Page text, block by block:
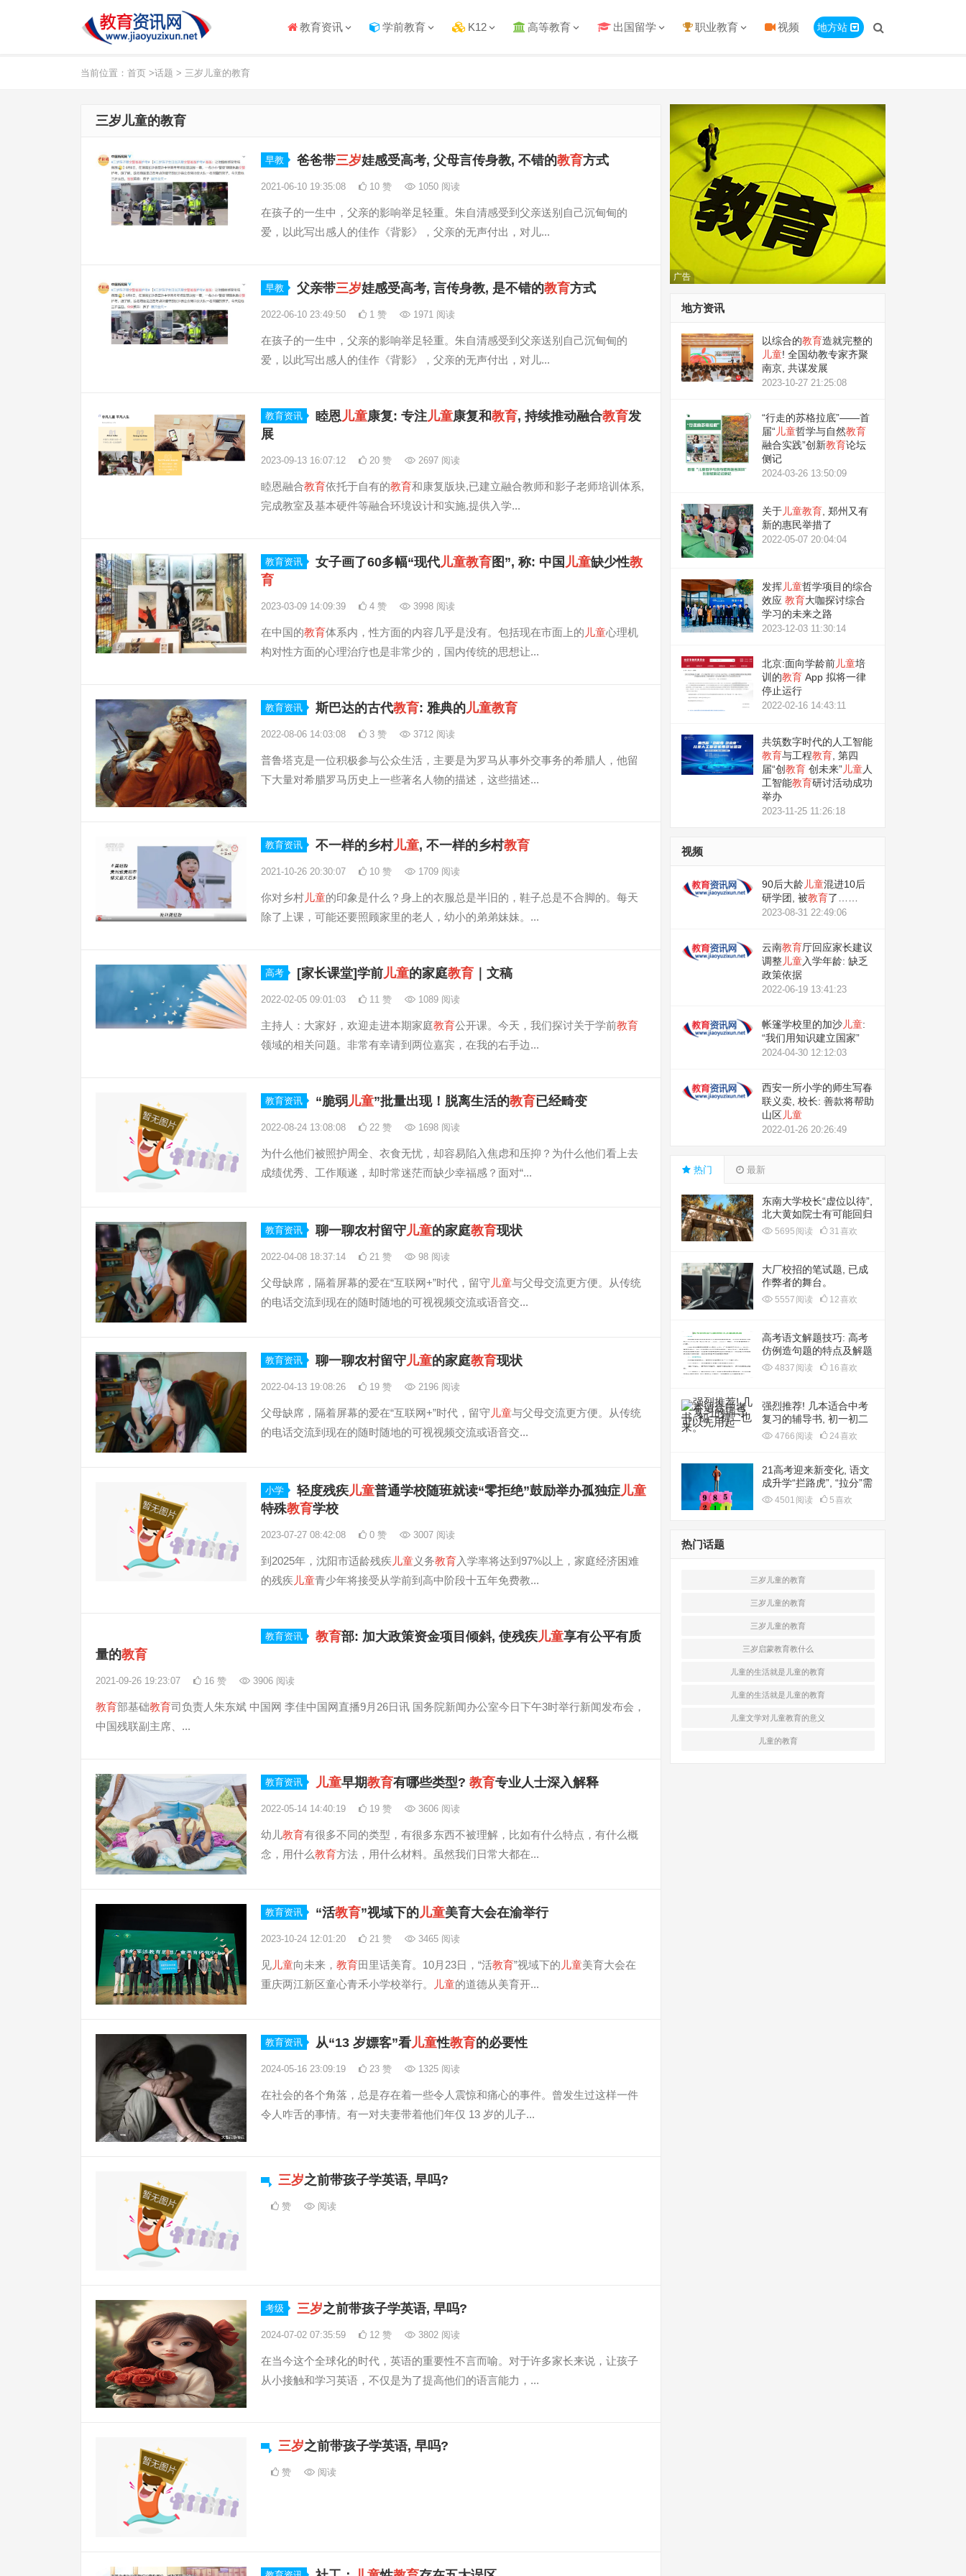
教育资讯 学前教育 K12 高等教育 出国留学 职业教育 视频 地方站
当前位置： 首页 >话题 > 三岁儿童的教育
三岁儿童的教育
早教 爸爸带三岁娃感受高考, 父母言传身教, 不错的教育方式
2021-06-10 19:35:08 10 赞 1050 阅读
在孩子的一生中，父亲的影响举足轻重。朱自清感受到父亲送别自己沉甸甸的
爱，以此写出感人的佳作《背影》，父亲的无声付出，对儿...
早教 父亲带三岁娃感受高考, 言传身教, 是不错的教育方式
2022-06-10 23:49:50 1 赞 1971 阅读
在孩子的一生中，父亲的影响举足轻重。朱自清感受到父亲送别自己沉甸甸的
爱，以此写出感人的佳作《背影》，父亲的无声付出，对儿...
教育资讯 睦恩儿童康复: 专注儿童康复和教育, 持续推动融合教育发
展
2023-09-13 16:07:12 20 赞 2697 阅读
睦恩融合教育依托于自有的教育和康复版块,已建立融合教师和影子老师培训体系,
完成教室及基本硬件等融合环境设计和实施,提供入学...
教育资讯 女子画了60多幅“现代儿童教育图”, 称: 中国 儿童缺少性教
育
2023-03-09 14:09:39 4 赞 3998 阅读
在中国的教育体系内，性方面的内容几乎是没有。包括现在市面上的 儿童心理机
构对性方面的心理治疗也是非常少的，国内传统的思想让...
教育资讯 斯巴达的古代教育: 雅典的儿童教育
2022-08-06 14:03:08 3 赞 3712 阅读
普鲁塔克是一位积极参与公众生活，主要是为罗马从事外交事务的希腊人，他留
下大量对希腊罗马历史上一些著名人物的描述，这些描述...
教育资讯 不一样的乡村儿童, 不一样的乡村教育
2021-10-26 20:30:07 10 赞 1709 阅读
你对乡村 儿童的印象是什么？身上的衣服总是半旧的，鞋子总是不合脚的。每天
除了上课，可能还要照顾家里的老人，幼小的弟弟妹妹。...
高考 [家长课堂]学前儿童的家庭教育 ｜文稿
2022-02-05 09:01:03 11 赞 1089 阅读
主持人：大家好，欢迎走进本期家庭教育公开课。今天，我们探讨关于学前教育
领域的相关问题。非常有幸请到两位嘉宾，在我的右手边...
教育资讯 “脆弱儿童”批量出现！脱离生活的教育已经畸变
2022-08-24 13:08:08 22 赞 1698 阅读
为什么他们被照护周全、衣食无忧，却容易陷入焦虑和压抑？为什么他们看上去
成绩优秀、工作顺遂，却时常迷茫而缺少幸福感？面对“...
教育资讯 聊一聊农村留守儿童的家庭教育现状
2022-04-08 18:37:14 21 赞 98 阅读
父母缺席，隔着屏幕的爱在“互联网+”时代，留守 儿童与父母交流更方便。从传统
的电话交流到现在的随时随地的可视视频交流或语音交...
教育资讯 聊一聊农村留守儿童的家庭教育现状
2022-04-13 19:08:26 19 赞 2196 阅读
父母缺席，隔着屏幕的爱在“互联网+”时代，留守 儿童与父母交流更方便。从传统
的电话交流到现在的随时随地的可视视频交流或语音交...
小学 轻度残疾儿童普通学校随班就读“零拒绝”鼓励举办孤独症儿童
特殊教育学校
2023-07-27 08:42:08 0 赞 3007 阅读
到2025年，沈阳市适龄残疾 儿童义务教育入学率将达到97%以上，家庭经济困难
的残疾 儿童青少年将接受从学前到高中阶段十五年免费教...
教育资讯 教育部: 加大政策资金项目倾斜, 使残疾儿童享有公平有质
量的教育
2021-09-26 19:23:07 16 赞 3906 阅读
教育部基础教育司负责人朱东斌 中国网 李佳中国网直播9月26日讯 国务院新闻办公室今日下午3时举行新闻发布会，
中国残联副主席、...
教育资讯 儿童早期教育有哪些类型? 教育专业人士深入解释
2022-05-14 14:40:19 19 赞 3606 阅读
幼儿教育有很多不同的类型，有很多东西不被理解，比如有什么特点，有什么概
念，用什么教育方法，用什么材料。虽然我们日常大都在...
教育资讯 “活教育”视域下的儿童美育大会在渝举行
2023-10-24 12:01:20 21 赞 3465 阅读
见 儿童向未来， 教育田里话美育。10月23日，“活教育”视域下的 儿童美育大会在
重庆两江新区童心青禾小学校举行。
儿童的道德从美育开...
教育资讯 从“13 岁嫖客”看儿童性教育的必要性
2024-05-16 23:09:19 23 赞 1325 阅读
在社会的各个角落，总是存在着一些令人震惊和痛心的事件。曾发生过这样一件
令人咋舌的事情。有一对夫妻带着他们年仅 13 岁的儿子...
三岁之前带孩子学英语, 早吗?
赞 阅读
考级 三岁之前带孩子学英语, 早吗?
2024-07-02 07:35:59 12 赞 3802 阅读
在当今这个全球化的时代，英语的重要性不言而喻。对于许多家长来说，让孩子
从小接触和学习英语，不仅是为了提高他们的语言能力，...
三岁之前带孩子学英语, 早吗?
赞 阅读
广告
地方资讯
以综合的教育造就完整的
儿童! 全国幼教专家齐聚
南京, 共谋发展
2023-10-27 21:25:08
“行走的苏格拉底”——首
届“ 儿童哲学与自然教育
融合实践”创新教育论坛
侧记
2024-03-26 13:50:09
关于儿童教育 , 郑州又有
新的惠民举措了
2022-05-07 20:04:04
发挥儿童哲学项目的综合
效应 教育大咖探讨综合
学习的未来之路
2023-12-03 11:30:14
北京:面向学龄前儿童培
训的教育 App 拟将一律
停止运行
2022-02-16 14:43:11
共筑数字时代的人工智能
教育与工程教育 , 第四
届“创教育 创未来”儿童人
工智能教育研讨活动成功
举办
2023-11-25 11:26:18
视频
90后大龄儿童混进10后
研学团, 被教育了……
2023-08-31 22:49:06
云南教育厅回应家长建议
调整儿童入学年龄: 缺乏
政策依据
2022-06-19 13:41:23
帐篷学校里的加沙儿童:
“我们用知识建立国家”
2024-04-30 12:12:03
西安一所小学的师生写春
联义卖, 校长: 善款将帮助
山区儿童
2022-01-26 20:26:49
热门 最新
东南大学校长“虚位以待”,
北大黄如院士有可能回归
母校接任吗?
5695 阅读 31喜欢
大厂校招的笔试题, 已成
作弊者的舞台。
5557 阅读 12喜欢
高考语文解题技巧: 高考
仿例造句题的特点及解题
思路4837 阅读 16喜欢
强烈推荐! 几本适合中考
复习的辅导书, 初一初二
也可以先用起来。
4766 阅读 24喜欢
21高考迎来新变化, 语文
成升学“拦路虎”, “拉分”需
要知道这些
4501 阅读 5喜欢
热门话题
三岁儿童的教育
三岁儿童的教育
三岁儿童的教育
三岁启蒙教育教什么
儿童的生活就是儿童的教育
儿童的生活就是儿童的教育
儿童文学对儿童教育的意义
儿童的教育